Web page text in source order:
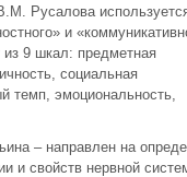
Русалова
и
из 9 шкал: предметная
социальная
темп, эмоциональность,
– направлен на
и свойств нервной